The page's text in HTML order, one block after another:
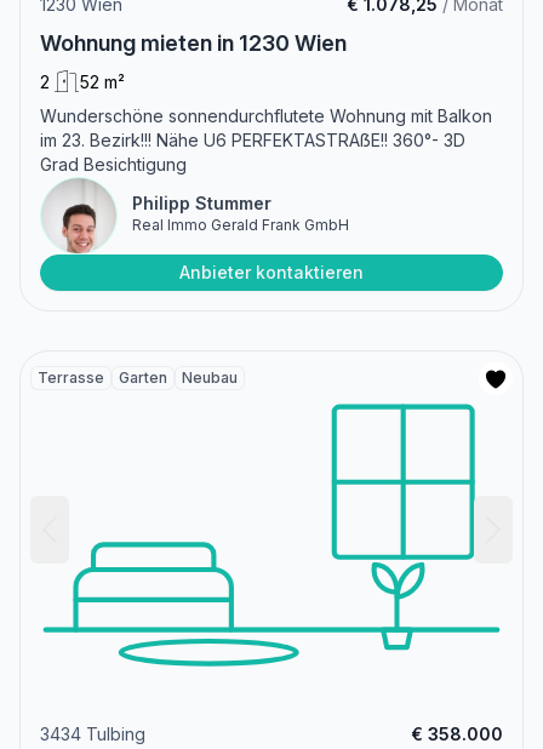
1230 Wien € 1.078,25 / Monat
Wohnung mieten in 1230 Wien
2
52 m²
Wunderschöne sonnendurchflutete Wohnung mit Balkon
im 23. Bezirk!!! Nähe U6 PERFEKTASTRAẞE!! 360°- 3D
Grad Besichtigung
Philipp Stummer
Real Immo Gerald Frank GmbH
Anbieter kontaktieren
Terrasse Garten Neubau
3434 Tulbing € 358.000